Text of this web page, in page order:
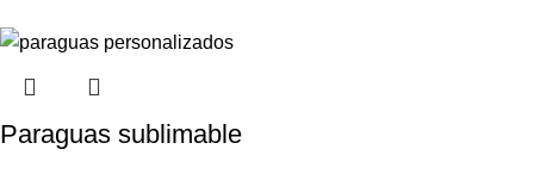
Paraguas sublimable